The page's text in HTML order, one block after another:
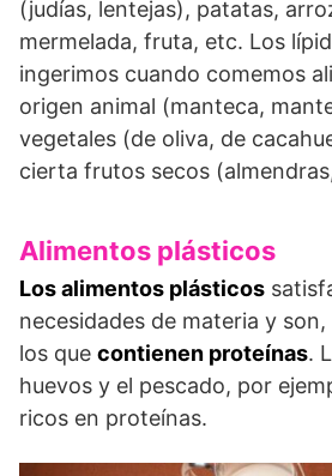
(judías, lentejas), patatas,
mermelada, fruta, etc. Los
ingerimos cuando comemos
origen animal (manteca,
vegetales (de oliva, de
cierta frutos secos
Alimentos plásticos
Los alimentos plásticos
necesidades de materia y
los que contienen proteínas.
huevos y el pescado, por
ricos en proteínas.